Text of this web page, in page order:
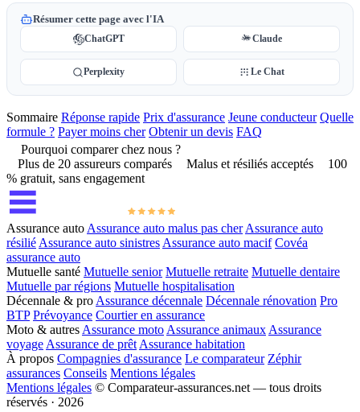
Résumer cette page avec l'IA
ChatGPT Claude
Perplexity Le Chat
Sommaire Réponse rapide Prix d'assurance Jeune conducteur Quelle
formule ? Payer moins cher Obtenir un devis FAQ
Pourquoi comparer chez nous ?
Plus de 20 assureurs comparés
Malus et résiliés acceptés
100
% gratuit, sans engagement
Assurance auto Assurance auto malus pas cher Assurance auto
résilié Assurance auto sinistres Assurance auto macif Covéa
assurance auto
Mutuelle santé Mutuelle senior Mutuelle retraite Mutuelle dentaire
Mutuelle par régions Mutuelle hospitalisation
Décennale & pro Assurance décennale Décennale rénovation Pro
BTP Prévoyance Courtier en assurance
Moto & autres Assurance moto Assurance animaux Assurance
voyage Assurance de prêt Assurance habitation
À propos Compagnies d'assurance Le comparateur Zéphir
assurances Conseils Mentions légales
Mentions légales © Comparateur-assurances.net — tous droits
réservés · 2026